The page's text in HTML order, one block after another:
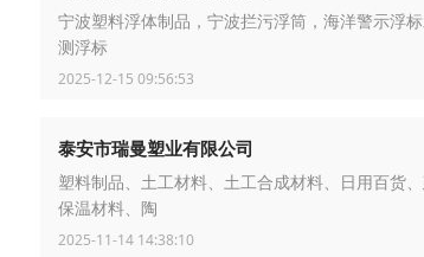
宁波塑料浮体制品，宁波拦污浮筒，海洋警示浮
测浮标
2025-12-15 09:56:53
泰安市瑞曼塑业有限公司
塑料制品、土工材料、土工合成材料、日用百货
保温材料、陶
2025-11-14 14:38:10